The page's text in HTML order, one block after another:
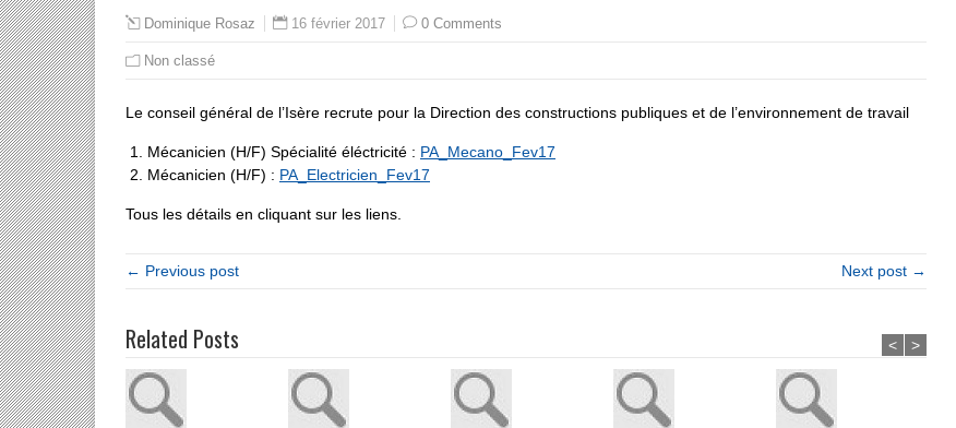
Dominique Rosaz 16 février 2017 0 Comments
Non classé
Le conseil général de l’Isère recrute pour la Direction des constructions publiques et de l’environnement de travail
Mécanicien (H/F) Spécialité éléctricité : PA_Mecano_Fev17
Mécanicien (H/F) : PA_Electricien_Fev17
Tous les détails en cliquant sur les liens.
← Previous post Next post →
Related Posts < >